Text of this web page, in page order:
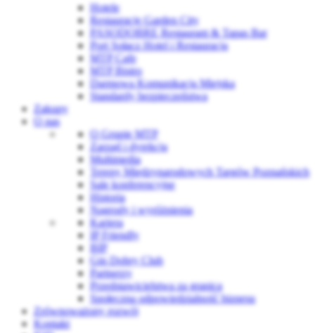
Hotele
Restauracje Garden City
PASODOBRE Restaurant & Tapas Bar
Port Sołacz Hotel i Restauracja
MTP Cafe
MTP Bistro
Darmowa Komunikacja Miejska
Standardy bezpieczeństwa
Zakupy
O nas
O Grupie MTP
Zarząd i dyrekcja
Multimedia
Tereny Międzynarodowych Targów Poznańskich
Sale konferencyjne
Historia
Nagrody i wyróżnienia
Kariera
IP Friendly
BIP
Gin Dobry Club
Partnerzy
Przedstawicielstwa za granicą
Społeczna odpowiedzialność biznesu
Zrównoważony rozwój
Kontakt